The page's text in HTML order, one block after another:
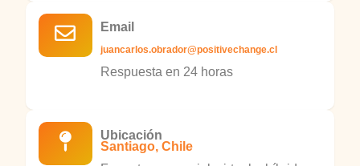
Email
juancarlos.obrador@positivechange.cl
Respuesta en 24 horas
Ubicación
Santiago, Chile